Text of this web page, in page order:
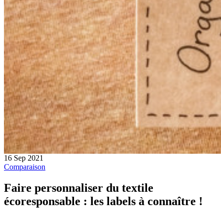
16 Sep 2021
Comparaison
Faire personnaliser du textile
écoresponsable : les labels à connaître !